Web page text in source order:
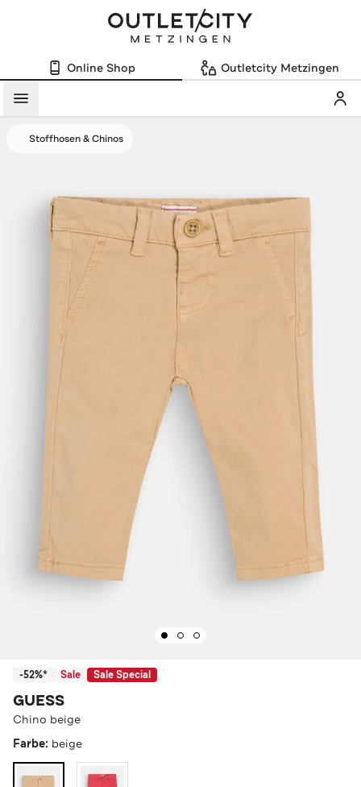
Online Shop Outletcity Metzingen
Menü
Stoffhosen & Chinos
-52%* Sale Sale Special
GUESS
Chino beige
Farbe: beige